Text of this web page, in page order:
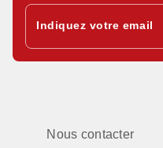
Indiquez votre email
Nous contacter